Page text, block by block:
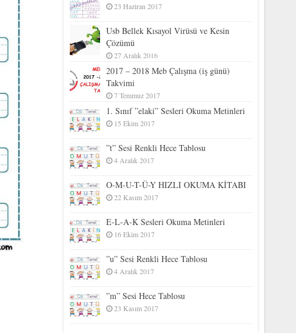
23 Haziran 2017
Usb Bellek Kısayol Virüsü ve Kesin
Çözümü
27 Aralık 2016
2017 – 2018 Meb Çalışma (iş günü)
Takvimi
7 Temmuz 2017
1. Sınıf ”elaki” Sesleri Okuma Metinleri
15 Ekim 2017
”t” Sesi Renkli Hece Tablosu
4 Aralık 2017
O-M-U-T-Ü-Y HIZLI OKUMA KİTABI
22 Kasım 2017
E-L-A-K Sesleri Okuma Metinleri
16 Ekim 2017
”u” Sesi Renkli Hece Tablosu
4 Aralık 2017
”m” Sesi Hece Tablosu
23 Kasım 2017